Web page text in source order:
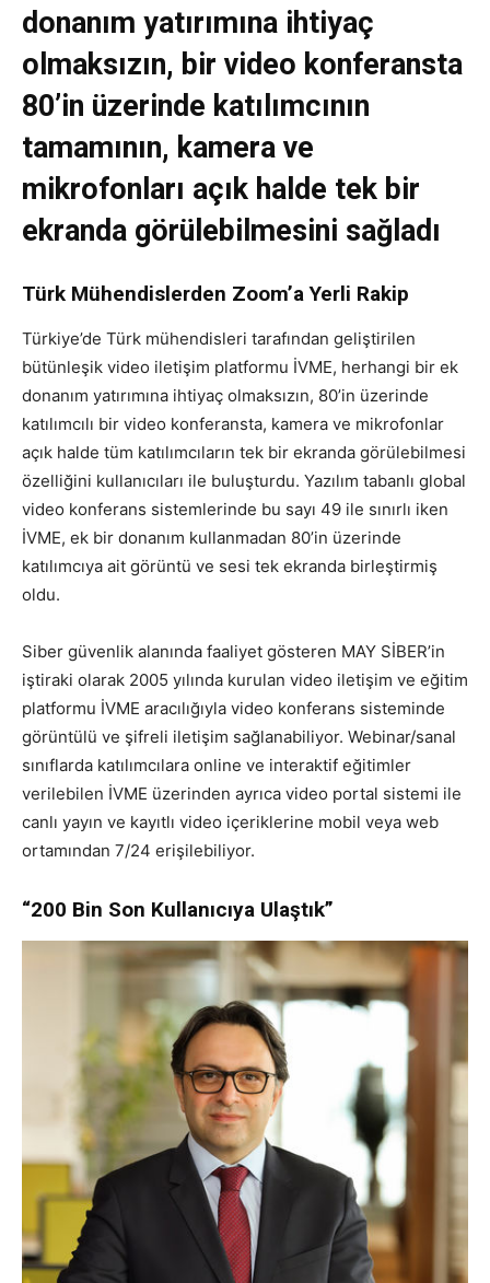
donanım yatırımına ihtiyaç
olmaksızın, bir video konferansta
80’in üzerinde katılımcının
tamamının, kamera ve
mikrofonları açık halde tek bir
ekranda görülebilmesini sağladı
Türk Mühendislerden Zoom’a Yerli Rakip
Türkiye’de Türk mühendisleri tarafından geliştirilen
bütünleşik video iletişim platformu İVME, herhangi bir ek
donanım yatırımına ihtiyaç olmaksızın, 80’in üzerinde
katılımcılı bir video konferansta, kamera ve mikrofonlar
açık halde tüm katılımcıların tek bir ekranda görülebilmesi
özelliğini kullanıcıları ile buluşturdu. Yazılım tabanlı global
video konferans sistemlerinde bu sayı 49 ile sınırlı iken
İVME, ek bir donanım kullanmadan 80’in üzerinde
katılımcıya ait görüntü ve sesi tek ekranda birleştirmiş
oldu.
Siber güvenlik alanında faaliyet gösteren MAY SİBER’in
iştiraki olarak 2005 yılında kurulan video iletişim ve eğitim
platformu İVME aracılığıyla video konferans sisteminde
görüntülü ve şifreli iletişim sağlanabiliyor. Webinar/sanal
sınıflarda katılımcılara online ve interaktif eğitimler
verilebilen İVME üzerinden ayrıca video portal sistemi ile
canlı yayın ve kayıtlı video içeriklerine mobil veya web
ortamından 7/24 erişilebiliyor.
“200 Bin Son Kullanıcıya Ulaştık”